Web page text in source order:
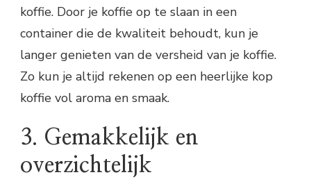
koffie. Door je koffie op te slaan in een
container die de kwaliteit behoudt, kun je
langer genieten van de versheid van je koffie.
Zo kun je altijd rekenen op een heerlijke kop
koffie vol aroma en smaak.
3. Gemakkelijk en
overzichtelijk